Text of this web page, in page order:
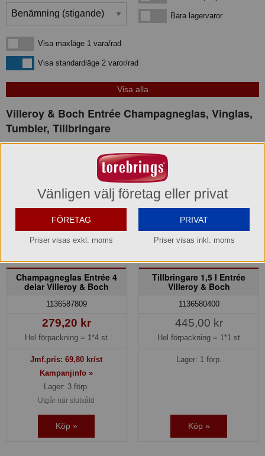
Bara lagervarorBara lagervaror
Visa maxläge 1 vara/rad
Visa maxläge 1 vara/rad
Visa standardlägeVisa standardläge 2 varor/rad
Villeroy & Boch Entrée Champagneglas, Vinglas,
Tumbler, Tillbringare
Kampanj! -30%
Champagneglas Entrée 4
delar Villeroy & Boch
1136587809
279,20 kr
Hel förpackning = 1*4 st
Jmf.pris: 69,80 kr/st
Kampanjinfo »
Lager: 3 förp.
Utgår när slutsåld
Köp »
Tillbringare 1,5 l Entrée
Villeroy & Boch
1136580400
445,00 kr
Hel förpackning = 1*1 st
Lager: 1 förp.
Köp »
Vänligen välj företag eller privat
FÖRETAG
Priser visas exkl. moms
PRIVAT
Priser visas inkl. moms